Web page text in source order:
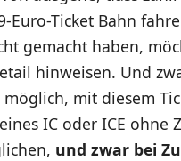
Euro-Ticket Bahn
gemacht haben,
hinweisen. Und
möglich, mit diesem
IC oder ICE ohne
und zwar bei